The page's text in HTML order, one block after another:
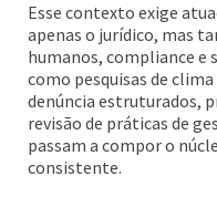
Esse contexto exige
apenas o jurídico, mas
humanos, compliance e
como pesquisas de
denúncia estruturados,
revisão de práticas de
passam a compor o
consistente.